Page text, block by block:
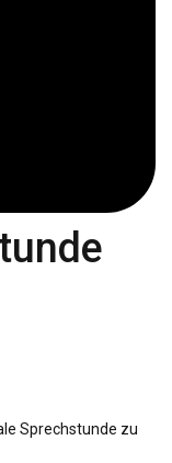
Sprechstunde zu